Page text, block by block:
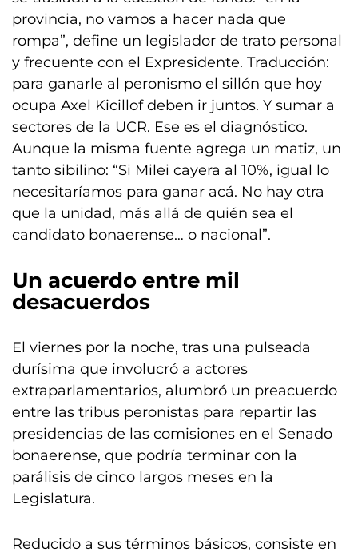
provincia, no vamos a hacer nada que
rompa”, define un legislador de trato personal
y frecuente con el Expresidente. Traducción:
para ganarle al peronismo el sillón que hoy
ocupa Axel Kicillof deben ir juntos. Y sumar a
sectores de la UCR. Ese es el diagnóstico.
Aunque la misma fuente agrega un matiz, un
tanto sibilino: “Si Milei cayera al 10%, igual lo
necesitaríamos para ganar acá. No hay otra
que la unidad, más allá de quién sea el
candidato bonaerense… o nacional”.
Un acuerdo entre mil
desacuerdos
El viernes por la noche, tras una pulseada
durísima que involucró a actores
extraparlamentarios, alumbró un preacuerdo
entre las tribus peronistas para repartir las
presidencias de las comisiones en el Senado
bonaerense, que podría terminar con la
parálisis de cinco largos meses en la
Legislatura.
Reducido a sus términos básicos, consiste en